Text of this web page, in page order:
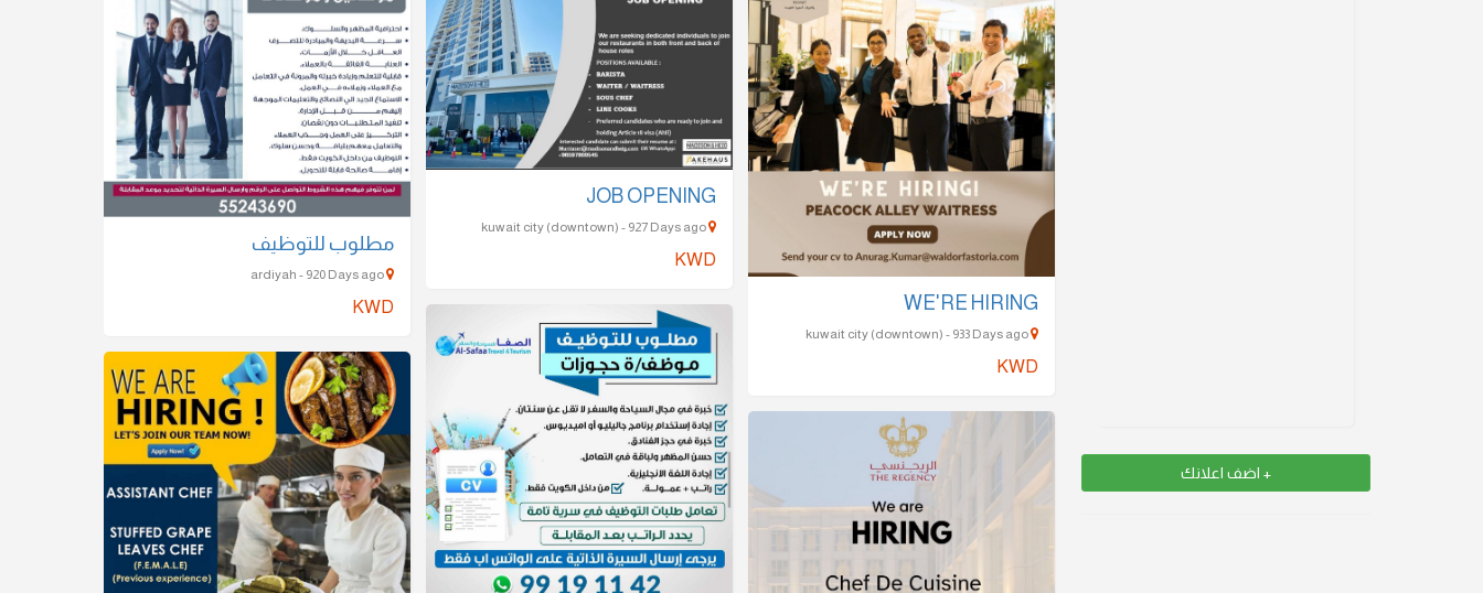
+ اضف اعلانك
مطلوب للتوظيف
ardiyah - 920 Days ago
KWD
JOB OPENING
kuwait city (downtown) - 927 Days ago
KWD
WE'RE HIRING
kuwait city (downtown) - 933 Days ago
KWD